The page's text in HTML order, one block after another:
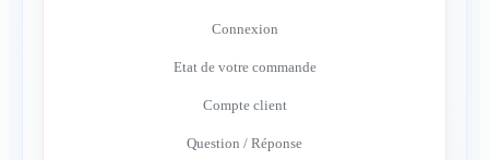
Connexion
Etat de votre commande
Compte client
Question / Réponse